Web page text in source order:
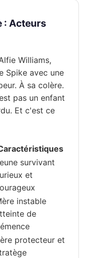
: Acteurs
Williams,
Spike avec une
À sa colère.
pas un enfant
Et c'est ce
survivant
et
instable
de
protecteur et